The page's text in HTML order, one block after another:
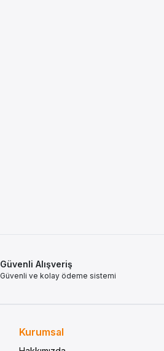
Güvenli Alışveriş
Güvenli ve kolay ödeme sistemi
Kurumsal